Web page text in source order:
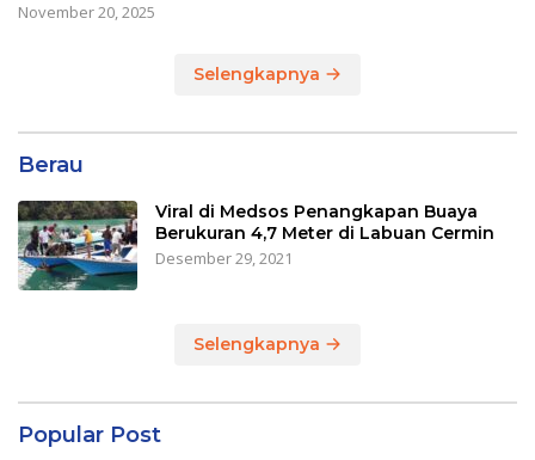
November 20, 2025
Selengkapnya
Berau
Viral di Medsos Penangkapan Buaya
Berukuran 4,7 Meter di Labuan Cermin
Desember 29, 2021
Selengkapnya
Popular Post